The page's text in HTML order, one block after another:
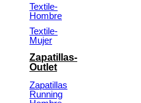
Textile-
Hombre
Textile-
Mujer
Zapatillas-
Outlet
Zapatillas
Running